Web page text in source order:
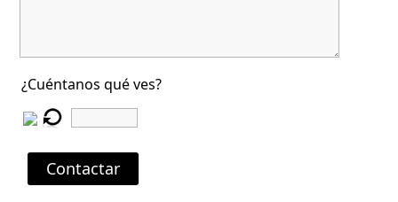
¿Cuéntanos qué ves?
Contactar